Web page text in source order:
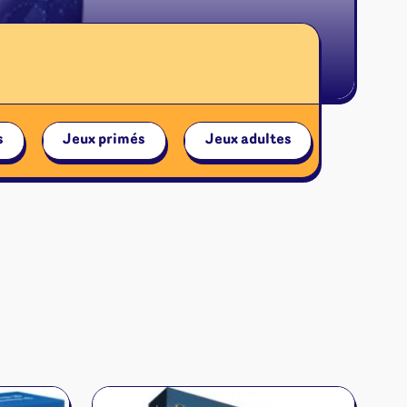
Jeux primés Jeux adultes